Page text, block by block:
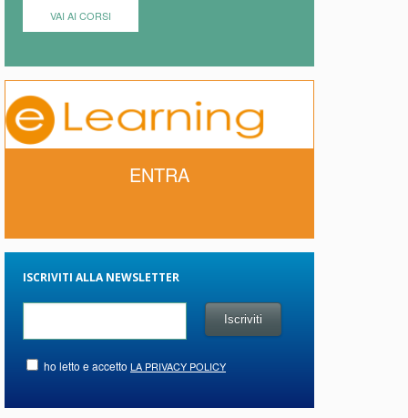
VAI AI CORSI
ENTRA
ISCRIVITI ALLA NEWSLETTER
ho letto e accetto LA PRIVACY POLICY